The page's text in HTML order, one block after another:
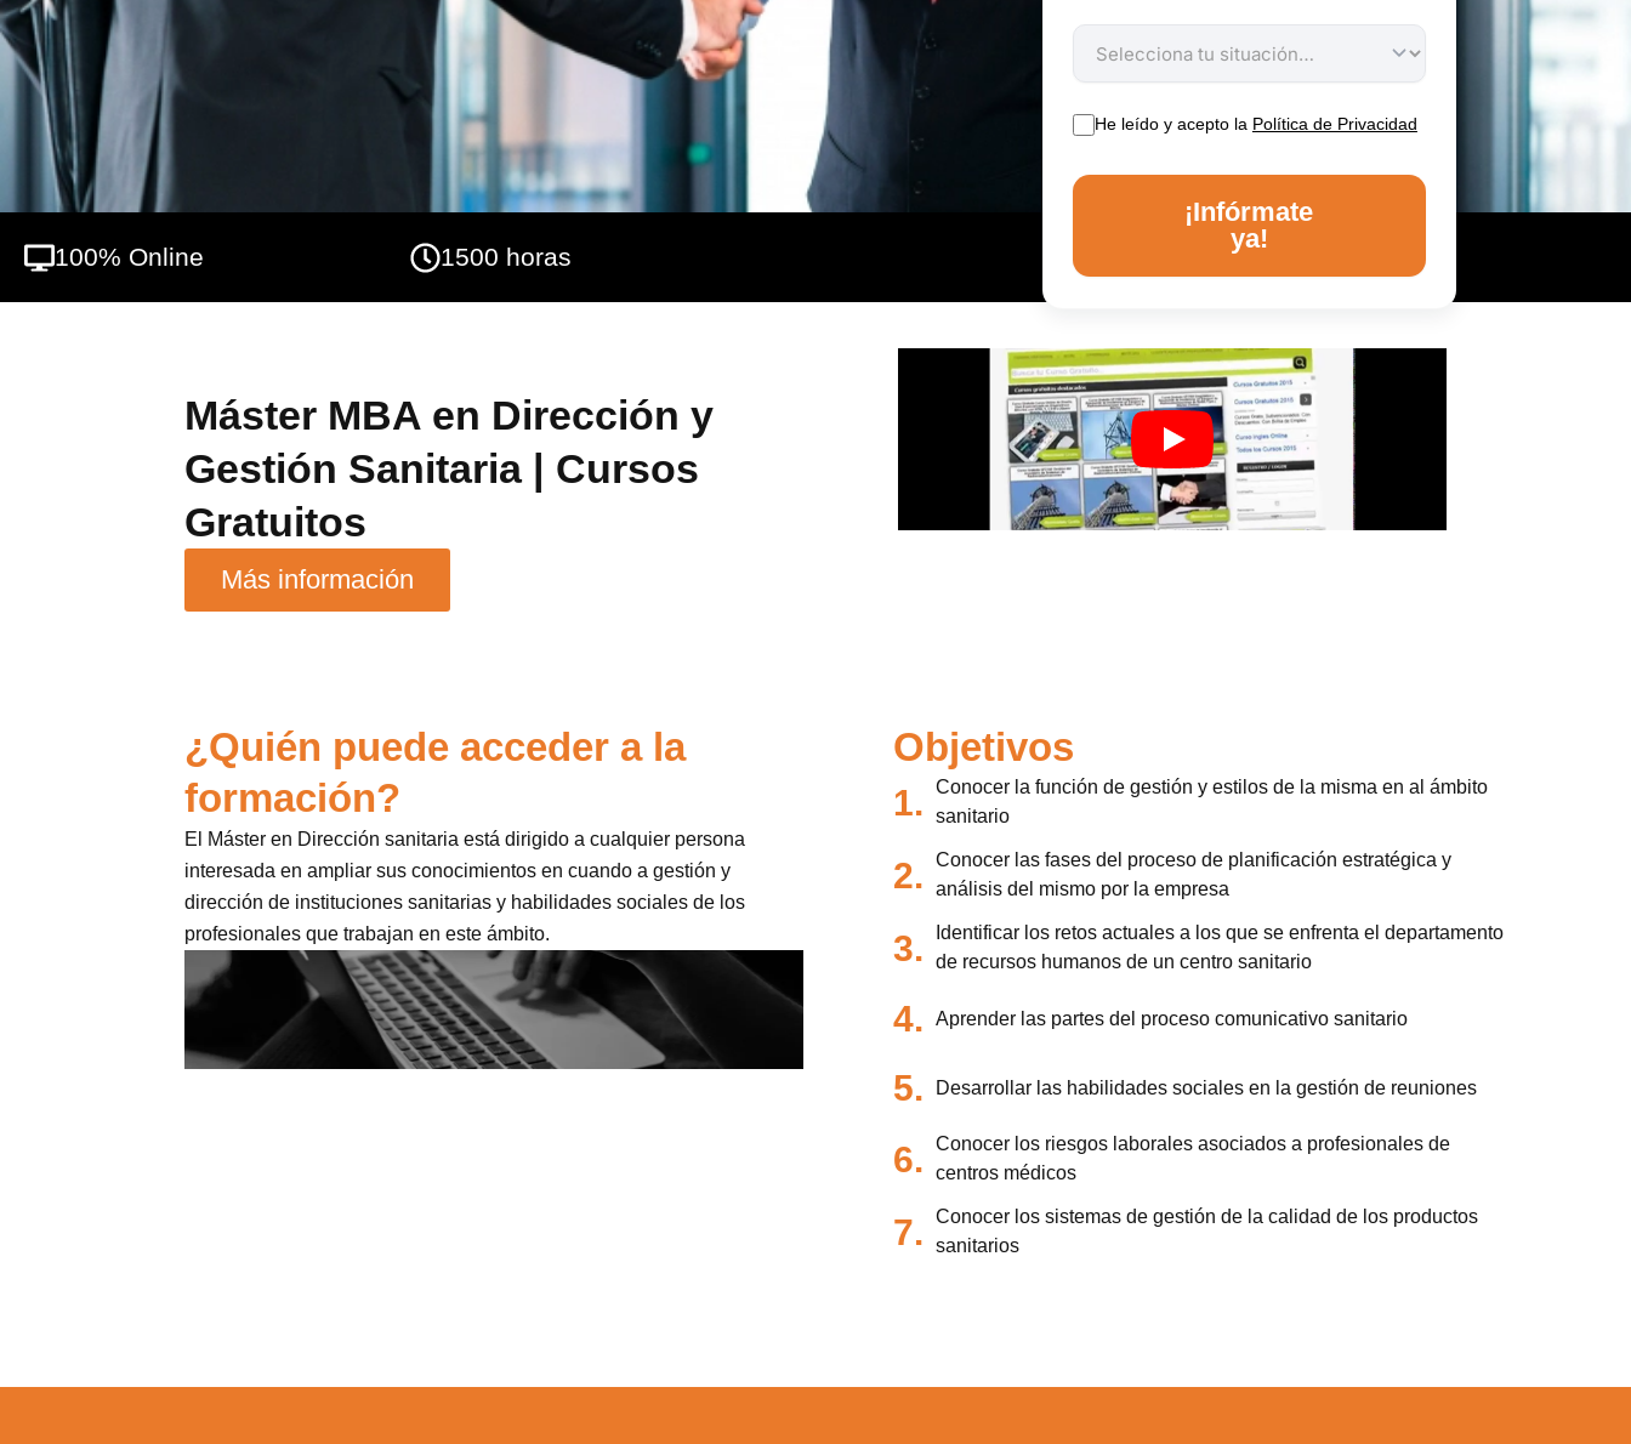
especialización profesional en este ámbito.
He leído y acepto la Política de Privacidad
¡Infórmate
ya!
100% Online 1500 horas
Máster MBA en Dirección y
Gestión Sanitaria | Cursos
Gratuitos
Más información
¿Quién puede acceder a la
formación?
El Máster en Dirección sanitaria está dirigido a cualquier persona
interesada en ampliar sus conocimientos en cuando a gestión y
dirección de instituciones sanitarias y habilidades sociales de los
profesionales que trabajan en este ámbito.
Objetivos
1.
Conocer la función de gestión y estilos de la misma en al ámbito
sanitario
2.
Conocer las fases del proceso de planificación estratégica y
análisis del mismo por la empresa
3.
Identificar los retos actuales a los que se enfrenta el departamento
de recursos humanos de un centro sanitario
4. Aprender las partes del proceso comunicativo sanitario
5. Desarrollar las habilidades sociales en la gestión de reuniones
6.
Conocer los riesgos laborales asociados a profesionales de
centros médicos
7.
Conocer los sistemas de gestión de la calidad de los productos
sanitarios